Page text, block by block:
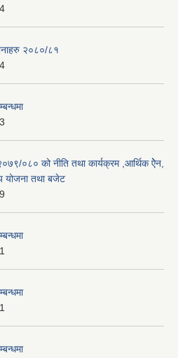
२०८०/८१
०८० को नीति तथा कार्यक्रम ,आर्थिक ऐेन,
योजना तथा बजेट